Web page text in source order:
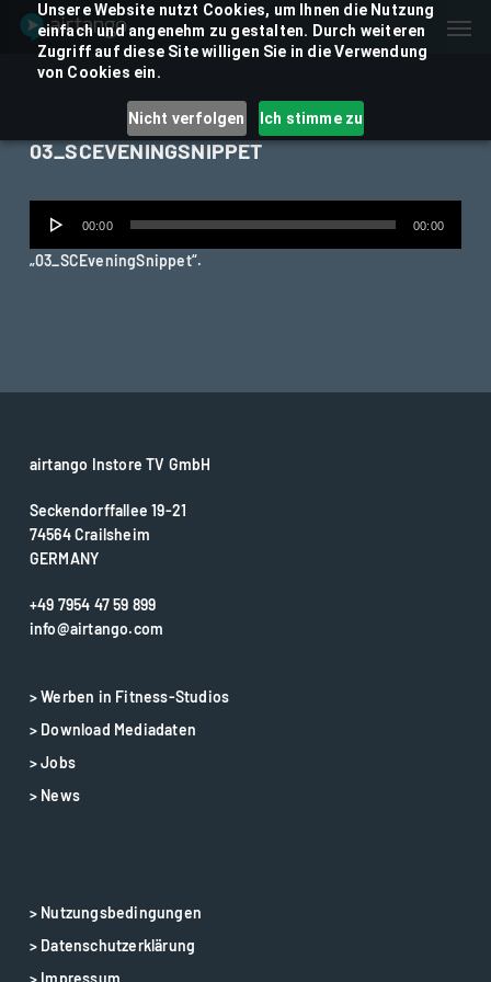
Unsere Website nutzt Cookies, um Ihnen die Nutzung
einfach und angenehm zu gestalten. Durch weiteren
Zugriff auf diese Site willigen Sie in die Verwendung
von Cookies ein.
Nicht verfolgen Ich stimme zu
Skip
content
03_SCEVENINGSNIPPET
Player
00:00 00:00
„03_SCEveningSnippet“.
airtango Instore TV GmbH
Seckendorffallee 19-21
74564 Crailsheim
GERMANY
+49 7954 47 59 899
info@airtango.com
> Werben in Fitness-Studios
> Download Mediadaten
> Jobs
> News
> Nutzungsbedingungen
> Datenschutzerklärung
> Impressum